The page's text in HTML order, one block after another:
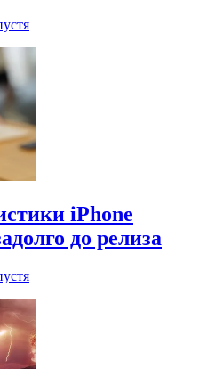
iPhone
до релиза